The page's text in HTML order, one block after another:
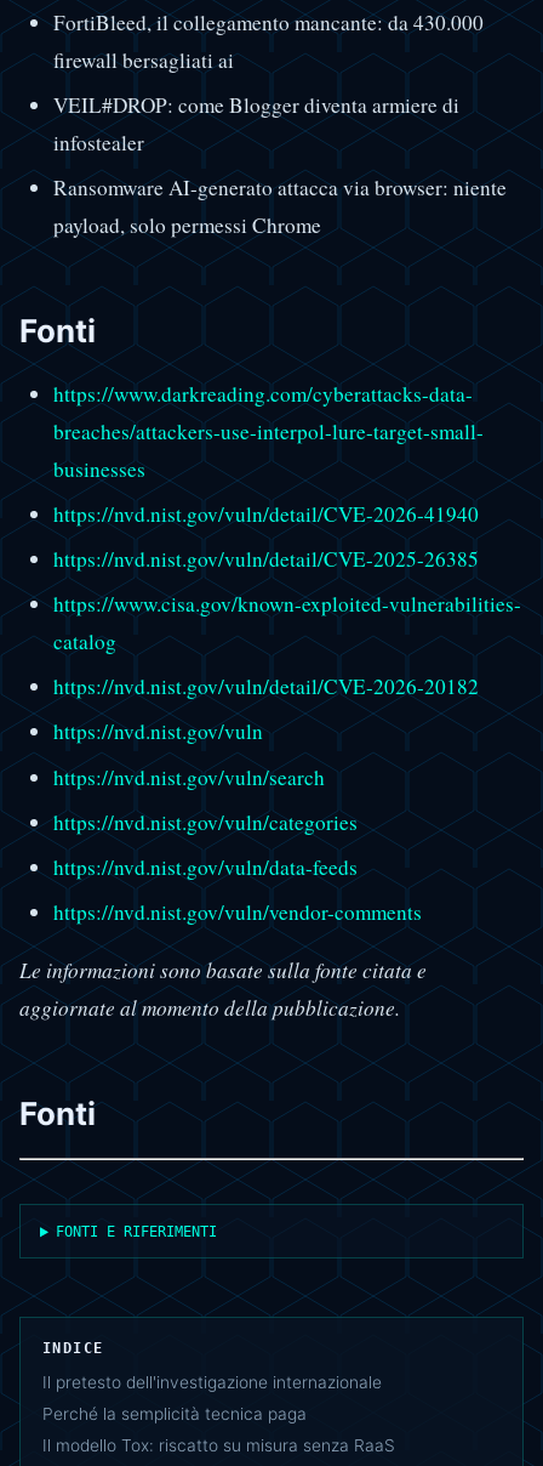
FortiBleed, il collegamento mancante: da 430.000
firewall bersagliati ai
VEIL#DROP: come Blogger diventa armiere di
infostealer
Ransomware AI-generato attacca via browser: niente
payload, solo permessi Chrome
Fonti
https://www.darkreading.com/cyberattacks-data-
breaches/attackers-use-interpol-lure-target-small-
businesses
https://nvd.nist.gov/vuln/detail/CVE-2026-41940
https://nvd.nist.gov/vuln/detail/CVE-2025-26385
https://www.cisa.gov/known-exploited-vulnerabilities-
catalog
https://nvd.nist.gov/vuln/detail/CVE-2026-20182
https://nvd.nist.gov/vuln
https://nvd.nist.gov/vuln/search
https://nvd.nist.gov/vuln/categories
https://nvd.nist.gov/vuln/data-feeds
https://nvd.nist.gov/vuln/vendor-comments
Le informazioni sono basate sulla fonte citata e
aggiornate al momento della pubblicazione.
Fonti
FONTI E RIFERIMENTI
INDICE
Il pretesto dell'investigazione internazionale
Perché la semplicità tecnica paga
Il modello Tox: riscatto su misura senza RaaS